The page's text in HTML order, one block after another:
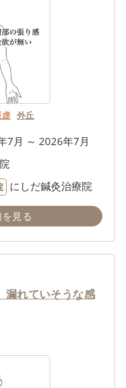
外丘
7月 ～ 2026年7月
にしだ鍼灸治療院
見る
漏れていそうな感